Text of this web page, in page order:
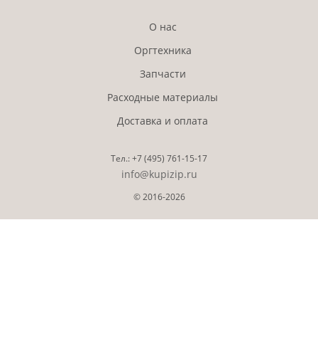
О нас
Оргтехника
Запчасти
Расходные материалы
Доставка и оплата
Тел.:+7 (495) 761-15-17
info@kupizip.ru
© 2016-2026